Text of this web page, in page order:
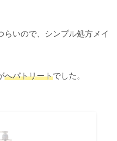
らいので、シンプル処方メイ
へパトリートでした。